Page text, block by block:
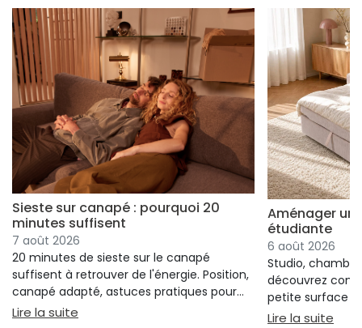
Sieste sur canapé : pourquoi 20
minutes suffisent
7 août 2026
20 minutes de sieste sur le canapé
suffisent à retrouver de l'énergie. Position,
canapé adapté, astuces pratiques pour
bien s'installer.
Lire la suite : Sieste sur canapé : pourquoi 20 minutes
Aménager un
étudiante
6 août 2026
Studio,
découvrez
petite surface à
confort ni
Lire la suite